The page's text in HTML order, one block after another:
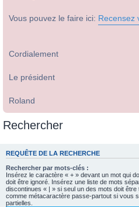
Vous pouvez le faire ici: Recensez
Cordialement
Le président
Roland
Rechercher
REQUÊTE DE LA RECHERCHE
Rechercher par mots-clés :
Insérez le caractère « + » devant un mot qui
doit être ignoré. Insérez une liste de mots
discontinues « | » si seul un des mots doit
comme métacaractère passe-partout si vous
partielles.